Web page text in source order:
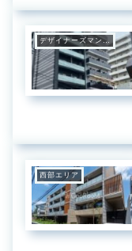
デザイナーズマンション
西部エリア